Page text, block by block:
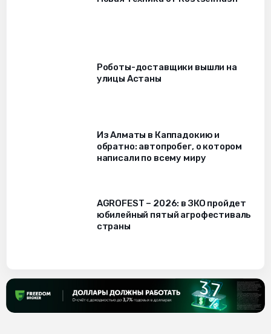
Роботы-доставщики вышли на
улицы Астаны
Из Алматы в Каппадокию и
обратно: автопробег, о котором
написали по всему миру
AGROFEST – 2026: в ЗКО пройдет
юбилейный пятый агрофестиваль
страны